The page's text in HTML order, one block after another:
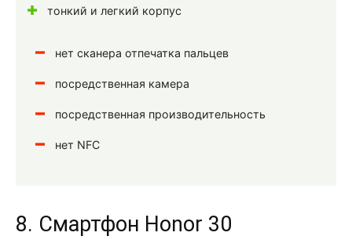
тонкий и легкий корпус
нет сканера отпечатка пальцев
посредственная камера
посредственная производительность
нет NFC
8. Смартфон Honor 30